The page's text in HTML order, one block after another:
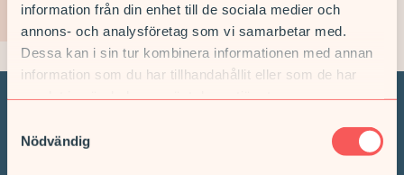
information från din enhet till de sociala medier och
annons- och analysföretag som vi samarbetar med.
Dessa kan i sin tur kombinera informationen med annan
information som du har tillhandahållit eller som de har
Nödvändig
Vi hjälper dig när du